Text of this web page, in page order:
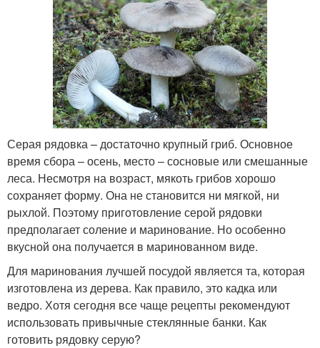
Серая рядовка – достаточно крупный гриб. Основное
время сбора – осень, место – сосновые или смешанные
леса. Несмотря на возраст, мякоть грибов хорошо
сохраняет форму. Она не становится ни мягкой, ни
рыхлой. Поэтому приготовление серой рядовки
предполагает соление и маринование. Но особенно
вкусной она получается в маринованном виде.
Для маринования лучшей посудой является та, которая
изготовлена из дерева. Как правило, это кадка или
ведро. Хотя сегодня все чаще рецепты рекомендуют
использовать привычные стеклянные банки. Как
готовить рядовку серую?